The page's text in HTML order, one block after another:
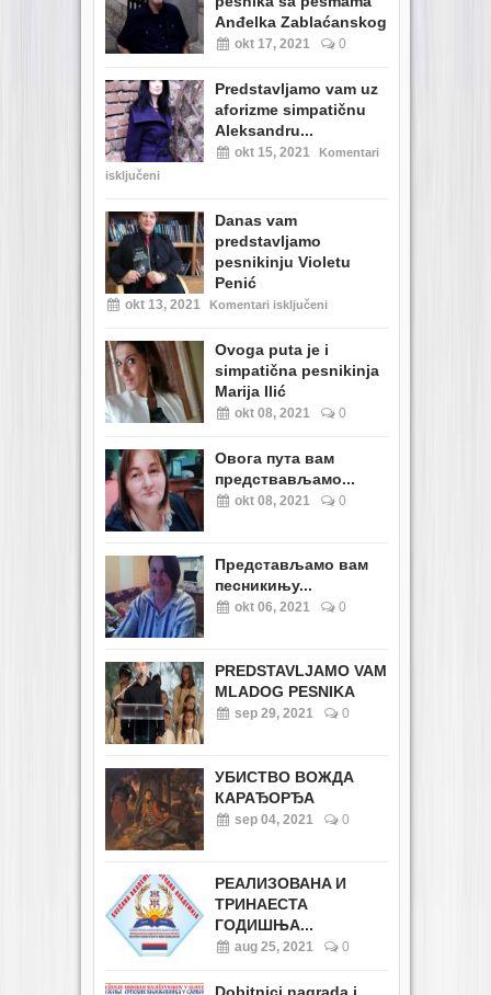
Anđelka Zablaćanskog
okt 17, 2021 0
Predstavljamo vam uz
aforizme simpatičnu
Aleksandru...
okt 15, 2021
Komentari
isključeni
Danas vam
predstavljamo
pesnikinju Violetu
Penić
okt 13, 2021 Komentari isključeni
Ovoga puta je i
simpatična pesnikinja
Marija Ilić
okt 08, 2021 0
Овога пута вам
предствављамо...
okt 08, 2021 0
Представљамо вам
песникињу...
okt 06, 2021 0
PREDSTAVLJAMO VAM
MLADOG PESNIKA
sep 29, 2021 0
УБИСТВО ВОЖДА
КАРАЂОРЂА
sep 04, 2021 0
РЕАЛИЗОВАНA И
ТРИНАЕСТА
ГОДИШЊА...
aug 25, 2021 0